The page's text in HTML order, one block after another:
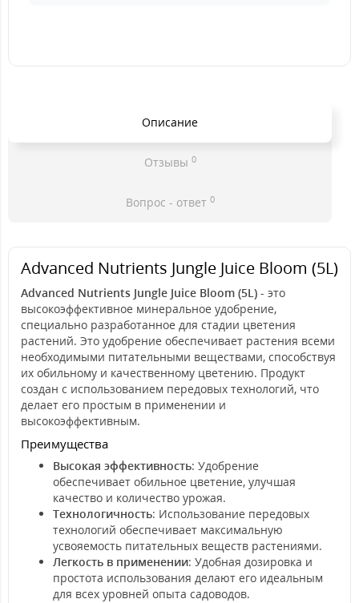
Описание
Отзывы 0
Вопрос - ответ 0
Advanced Nutrients Jungle Juice Bloom (5L)
Advanced Nutrients Jungle Juice Bloom (5L) - это
высокоэффективное минеральное удобрение,
специально разработанное для стадии цветения
растений. Это удобрение обеспечивает растения всеми
необходимыми питательными веществами, способствуя
их обильному и качественному цветению. Продукт
создан с использованием передовых технологий, что
делает его простым в применении и
высокоэффективным.
Преимущества
Высокая эффективность: Удобрение
обеспечивает обильное цветение, улучшая
качество и количество урожая.
Технологичность: Использование передовых
технологий обеспечивает максимальную
усвояемость питательных веществ растениями.
Легкость в применении: Удобная дозировка и
простота использования делают его идеальным
для всех уровней опыта садоводов.